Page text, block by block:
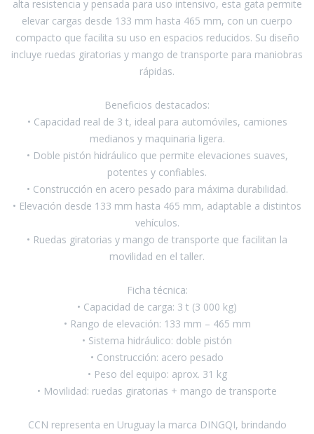
alta resistencia y pensada para uso intensivo, esta gata permite
elevar cargas desde 133 mm hasta 465 mm, con un cuerpo
compacto que facilita su uso en espacios reducidos. Su diseño
incluye ruedas giratorias y mango de transporte para maniobras
rápidas.
Beneficios destacados:
• Capacidad real de 3 t, ideal para automóviles, camiones
medianos y maquinaria ligera.
• Doble pistón hidráulico que permite elevaciones suaves,
potentes y confiables.
• Construcción en acero pesado para máxima durabilidad.
• Elevación desde 133 mm hasta 465 mm, adaptable a distintos
vehículos.
• Ruedas giratorias y mango de transporte que facilitan la
movilidad en el taller.
Ficha técnica:
• Capacidad de carga: 3 t (3 000 kg)
• Rango de elevación: 133 mm – 465 mm
• Sistema hidráulico: doble pistón
• Construcción: acero pesado
• Peso del equipo: aprox. 31 kg
• Movilidad: ruedas giratorias + mango de transporte
CCN representa en Uruguay la marca DINGQI, brindando
Pinturas y Accesorios
Sanitaria
Soldadoras y Accesorios